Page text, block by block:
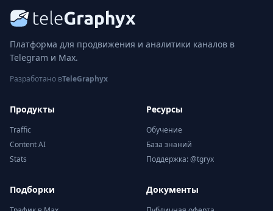
Платформа для продвижения и аналитики каналов в
Telegram и Max.
Разработано вTeleGraphyx
Продукты
Traffic
Content AI
Stats
Ресурсы
Обучение
База знаний
Поддержка: @tgryx
Подборки Документы